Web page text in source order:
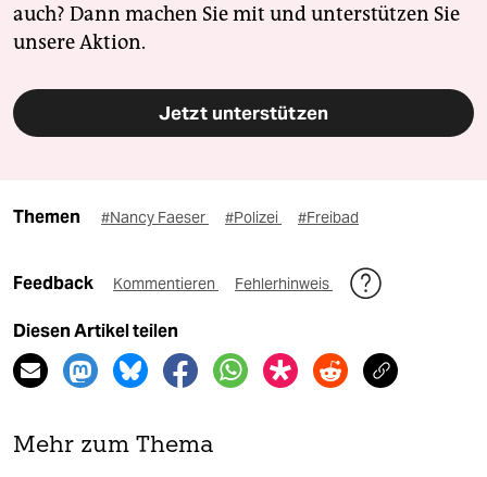
auch? Dann machen Sie mit und unterstützen Sie
unsere Aktion.
Jetzt unterstützen
Themen #Nancy Faeser #Polizei #Freibad
Feedback Kommentieren Fehlerhinweis
Diesen Artikel teilen
Mehr zum Thema